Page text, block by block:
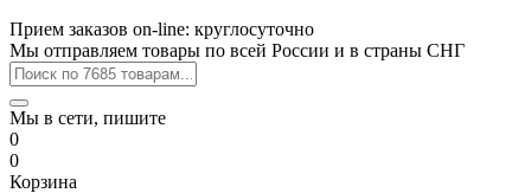
Прием заказов on-line: круглосуточно
Мы отправляем товары по всей России и в страны СНГ
Мы в сети, пишите
0
0
Корзина